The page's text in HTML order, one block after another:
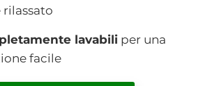
lavabili per una
facile